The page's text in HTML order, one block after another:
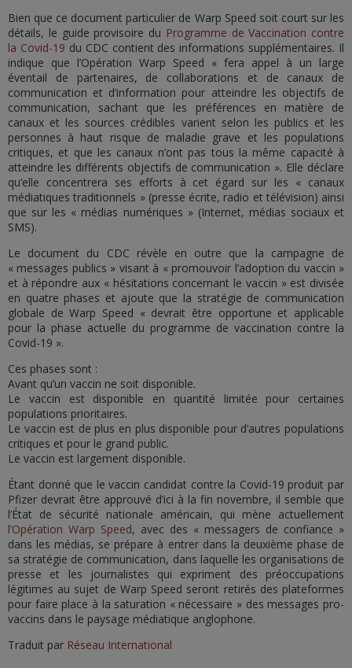
Bien que ce document particulier de Warp Speed soit court sur les
détails, le guide provisoire du Programme de Vaccination contre
la Covid-19 du CDC contient des informations supplémentaires. Il
indique que l’Opération Warp Speed « fera appel à un large
éventail de partenaires, de collaborations et de canaux de
communication et d’information pour atteindre les objectifs de
communication, sachant que les préférences en matière de
canaux et les sources crédibles varient selon les publics et les
personnes à haut risque de maladie grave et les populations
critiques, et que les canaux n’ont pas tous la même capacité à
atteindre les différents objectifs de communication ». Elle déclare
qu’elle concentrera ses efforts à cet égard sur les « canaux
médiatiques traditionnels » (presse écrite, radio et télévision) ainsi
que sur les « médias numériques » (Internet, médias sociaux et
SMS).
Le document du CDC révèle en outre que la campagne de
« messages publics » visant à « promouvoir l’adoption du vaccin »
et à répondre aux « hésitations concernant le vaccin » est divisée
en quatre phases et ajoute que la stratégie de communication
globale de Warp Speed « devrait être opportune et applicable
pour la phase actuelle du programme de vaccination contre la
Covid-19 ».
Ces phases sont :
Avant qu’un vaccin ne soit disponible.
Le vaccin est disponible en quantité limitée pour certaines
populations prioritaires.
Le vaccin est de plus en plus disponible pour d’autres populations
critiques et pour le grand public.
Le vaccin est largement disponible.
Étant donné que le vaccin candidat contre la Covid-19 produit par
Pfizer devrait être approuvé d’ici à la fin novembre, il semble que
l’État de sécurité nationale américain, qui mène actuellement
l’Opération Warp Speed, avec des « messagers de confiance »
dans les médias, se prépare à entrer dans la deuxième phase de
sa stratégie de communication, dans laquelle les organisations de
presse et les journalistes qui expriment des préoccupations
légitimes au sujet de Warp Speed seront retirés des plateformes
pour faire place à la saturation « nécessaire » des messages pro-
vaccins dans le paysage médiatique anglophone.
Traduit par Réseau International